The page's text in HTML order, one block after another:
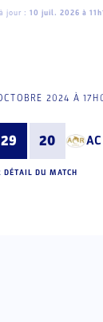
jour : 10 juil. 2026 à
2024 À
29 20
DÉTAIL DU MATCH